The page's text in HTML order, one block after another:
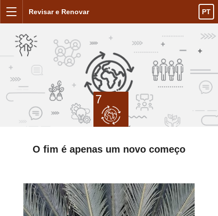
Revisar e Renovar PT
7
O fim é apenas um novo começo